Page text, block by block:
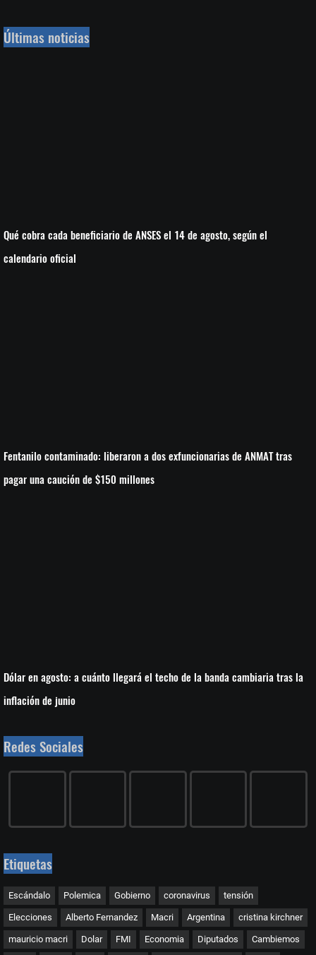
Últimas noticias
Qué cobra cada beneficiario de ANSES el 14 de agosto, según el
calendario oficial
Fentanilo contaminado: liberaron a dos exfuncionarias de ANMAT tras
pagar una caución de $150 millones
Dólar en agosto: a cuánto llegará el techo de la banda cambiaria tras la
inflación de junio
Redes Sociales
Etiquetas
Escándalo Polemica Gobierno coronavirus tensión
Elecciones Alberto Fernandez Macri Argentina cristina kirchner
mauricio macri Dolar FMI Economia Diputados Cambiemos